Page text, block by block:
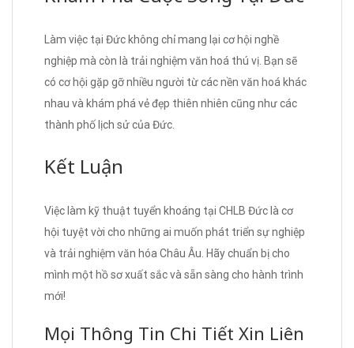
Làm việc tại Đức không chỉ mang lại cơ hội nghề
nghiệp mà còn là trải nghiệm văn hoá thú vị. Bạn sẽ
có cơ hội gặp gỡ nhiều người từ các nền văn hoá khác
nhau và khám phá vẻ đẹp thiên nhiên cũng như các
thành phố lịch sử của Đức.
Kết Luận
Việc làm kỹ thuật tuyển khoáng tại CHLB Đức là cơ
hội tuyệt vời cho những ai muốn phát triển sự nghiệp
và trải nghiệm văn hóa Châu Âu. Hãy chuẩn bị cho
mình một hồ sơ xuất sắc và sẵn sàng cho hành trình
mới!
Mọi Thông Tin Chi Tiết Xin Liên